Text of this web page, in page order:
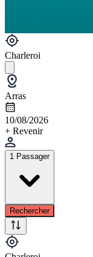
Charleroi
Arras
10/08/2026
+ Revenir
1 Passager
Rechercher